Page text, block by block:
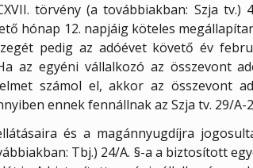
törvény (a továbbiakban: Szja tv.)
hónap 12. napjáig köteles
pedig az adóévet követő év
az egyéni vállalkozó az összevont
számol el, akkor az összevont
ennek fennállnak az Szja tv. 29/
és a magánnyugdíjra
Tbj.) 24/A. §-a a biztosított